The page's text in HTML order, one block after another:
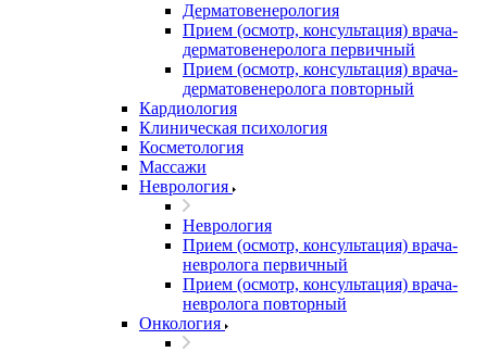
Дерматовенерология
Прием (осмотр, консультация) врача-
дерматовенеролога первичный
Прием (осмотр, консультация) врача-
дерматовенеролога повторный
Кардиология
Клиническая психология
Косметология
Массажи
Неврология
Неврология
Прием (осмотр, консультация) врача-
невролога первичный
Прием (осмотр, консультация) врача-
невролога повторный
Онкология